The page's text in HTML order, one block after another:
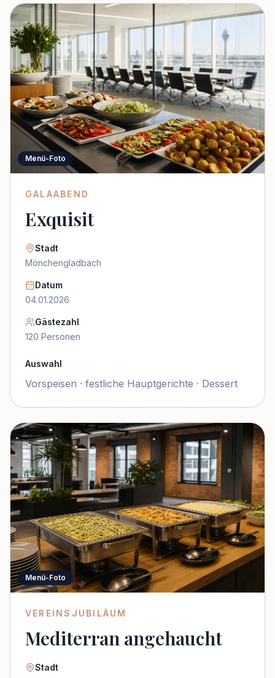
Menü-Foto
GALAABEND
Exquisit
Stadt
Mönchengladbach
Datum
04.01.2026
Gästezahl
120 Personen
Auswahl
Vorspeisen · festliche Hauptgerichte · Dessert
Menü-Foto
VEREINSJUBILÄUM
Mediterran angehaucht
Stadt